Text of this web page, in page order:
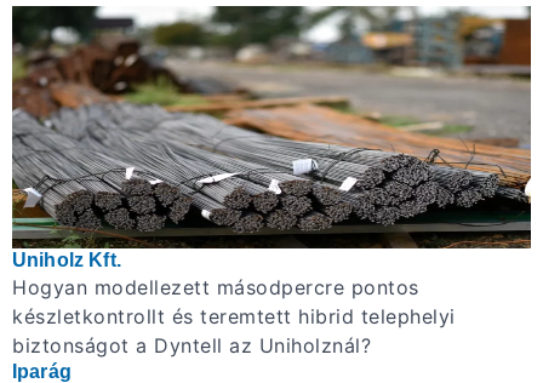
Uniholz Kft.
Hogyan modellezett másodpercre pontos
készletkontrollt és teremtett hibrid telephelyi
biztonságot a Dyntell az Uniholznál?
Iparág